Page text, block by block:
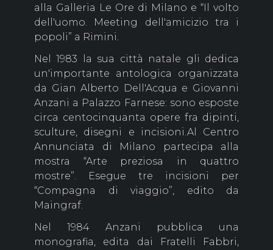
alla Galleria Le Ore di Milano e “Il volto
dell'uomo. Meeting dell'amicizio tra i
popoli” a Rimini.
Nel 1983 la sua città natale gli dedica
un'importante antologica organizzata
da Gian Alberto Dell'Acqua e Giovanni
Anzani a Palazzo Farnese: sono esposte
circa centocinquanta opere fra dipinti,
sculture, disegni e incisioni.Al Centro
Annunciata di Milano partecipa alla
mostra “Arte preziosa in quattro
mostre”. Esegue tre incisioni per
“Compagna di viaggio”, edito da
Maingraf.
Nel 1984 Anzani pubblica una
monografia, edita dai Fratelli Fabbri,